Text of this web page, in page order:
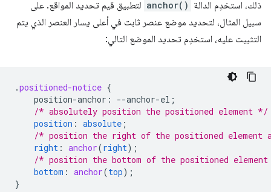
ذلك، استخدِم الدالة anchor() لتطبيق قيم تحديد المواقع. على
سبيل المثال، لتحديد موضع عنصر ثابت في أعلى يسار العنصر الذي يتم
التثبيت عليه، استخدِم تحديد الموضع التالي:
.positioned-notice {
position-anchor : --anchor-el ;
/* absolutely position the positioned element */
position : absolute ;
/* position the right of the positioned element
right : anchor(right);
/* position the bottom of the positioned
bottom : anchor(top);
}